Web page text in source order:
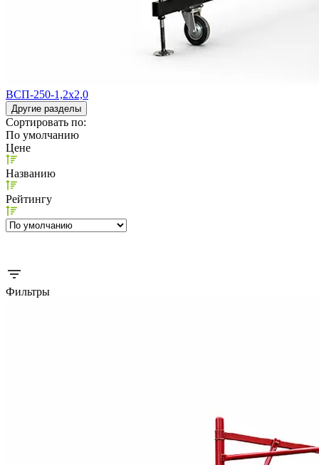
ВСП-250-1,2х2,0
Другие разделы
Сортировать по:
По умолчанию
Цене
Названию
Рейтингу
Фильтры